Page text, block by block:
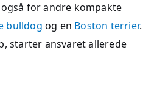
for andre kompakte
bulldog og en Boston terrier.
starter ansvaret allerede